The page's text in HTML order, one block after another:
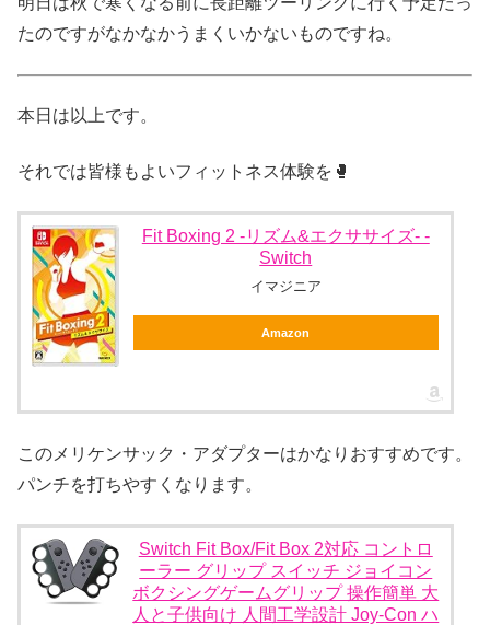
たのですがなかなかうまくいかないものですね。
本日は以上です。
それでは皆様もよいフィットネス体験を🥊
Fit Boxing 2 -リズム&エクササイズ- -
Switch
イマジニア
Amazon
このメリケンサック・アダプターはかなりおすすめです。
パンチを打ちやすくなります。
Switch Fit Box/Fit Box 2対応 コントロ
ーラー グリップ スイッチ ジョイコン
ボクシングゲームグリップ 操作簡単 大
人と子供向け 人間工学設計 Joy-Con ハ